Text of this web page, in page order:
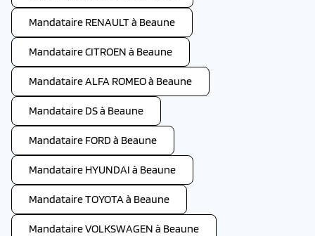
Mandataire RENAULT à Beaune
Mandataire CITROEN à Beaune
Mandataire ALFA ROMEO à Beaune
Mandataire DS à Beaune
Mandataire FORD à Beaune
Mandataire HYUNDAI à Beaune
Mandataire TOYOTA à Beaune
Mandataire VOLKSWAGEN à Beaune